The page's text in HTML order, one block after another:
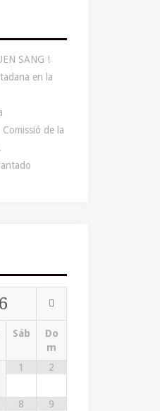
SANG !
en la
de la
Sáb
Do
m
1
2
8 9